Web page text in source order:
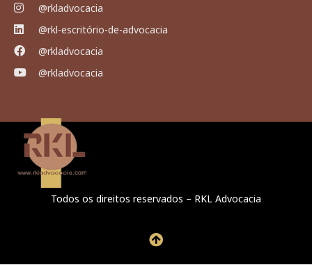
@rkladvocacia
@rkl-escritório-de-advocacia
@rkladvocacia
@rkladvocacia
Todos os direitos reservados – RKL Advocacia